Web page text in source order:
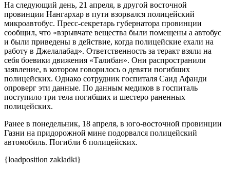
На следующий день, 21 апреля, в другой восточной
провинции Нангархар в пути взорвался полицейский
микроавтобус. Пресс-секретарь губернатора провинции
сообщил, что «взрывчате вещества были помещены а автобус
и были приведены в действие, когда полицейские ехали на
работу в Джелалабад». Ответственность за теракт взяли на
себя боевики движения «Талибан». Они распространили
заявление, в котором говорилось о девяти погибших
полицейских. Однако сотрудник госпиталя Саид Афанди
опроверг эти данные. По данным медиков в госпиталь
поступило три тела погибших и шестеро раненных
полицейских.
Ранее в понедельник, 18 апреля, в юго-восточной провинции
Газни на придорожной мине подорвался полицейский
автомобиль. Погибли 6 полицейских.
{loadposition zakladki}